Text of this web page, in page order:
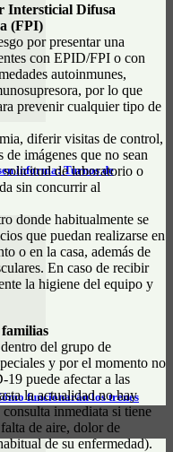
informa: Turnos de
funcionarán los trenes
Intersticial Difusa
(FPI)
por presentar una
con EPID/FPI o con
autoinmunes,
por lo que
prevenir cualquier tipo de
diferir visitas de control,
imágenes que no sean
solicitud de laboratorio o
sin concurrir al
donde habitualmente se
que puedan realizarse en
o en la casa, además de
En caso de recibir
la higiene del equipo y
del grupo de
y por el momento no
puede afectar a las
la actualidad no hay
inmediata si tiene
de aire, dolor de
de su enfermedad).